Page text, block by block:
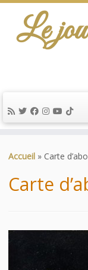
au
Le
Accueil » Carte
Carte